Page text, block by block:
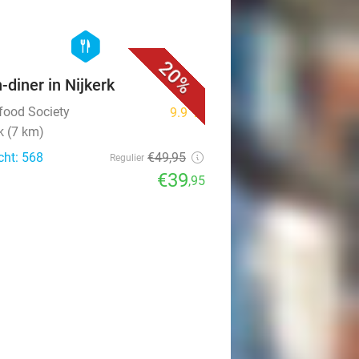
20%
hexagon
food
diner in Nijkerk
Society 9.9star
(7 km)
568
Regulier €49,95
€39,95